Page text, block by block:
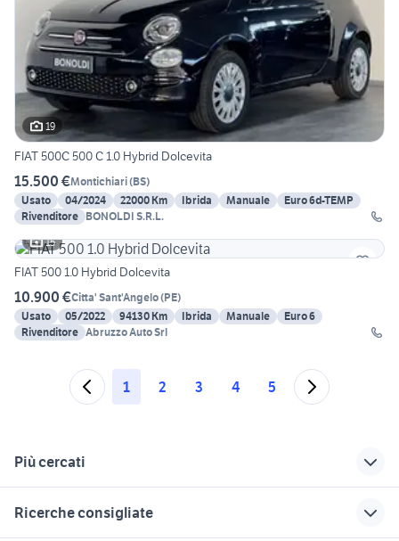
19
FIAT 500C 500 C 1.0 Hybrid Dolcevita
15.500 €Montichiari(BS)
Usato
04/2024 22000 Km Ibrida Manuale
Euro 6d-TEMP
Rivenditore BONOLDI S.R.L.
15
FIAT 500 1.0 Hybrid Dolcevita
10.900 €Citta' Sant'Angelo(PE)
Usato
05/2022 94130 Km Ibrida Manuale
Euro 6
Rivenditore Abruzzo Auto Srl
1 2 3 4 5
Più cercati
audi q3 usata sicilia
Ricerche consigliate